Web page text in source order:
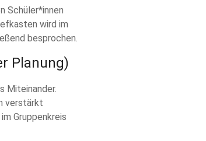
Schüler*innen
wird im
besprochen.
Planung)
Miteinander.
verstärkt
Gruppenkreis